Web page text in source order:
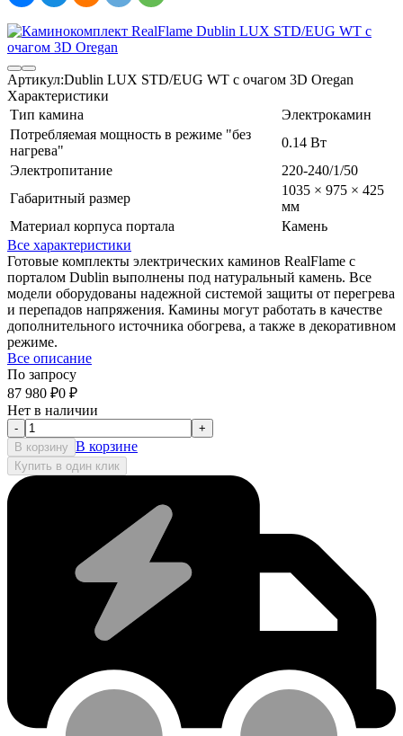
Артикул:Dublin LUX STD/EUG WT с очагом 3D Oregan
Характеристики
Тип камина
Электрокамин
Потребляемая мощность в режиме "без
нагрева"
0.14 Вт
Электропитание
220-240/1/50
Габаритный размер
1035 × 975 × 425
мм
Материал корпуса портала
Камень
Все характеристики
Готовые комплекты электрических каминов RealFlame с
порталом Dublin выполнены под натуральный камень. Все
модели оборудованы надежной системой защиты от перегрева
и перепадов напряжения. Камины могут работать в качестве
дополнительного источника обогрева, а также в декоративном
режиме.
Все описание
По запросу
87 980 ₽0 ₽
Нет в наличии
-
+
В корзину В корзине
Купить в один клик